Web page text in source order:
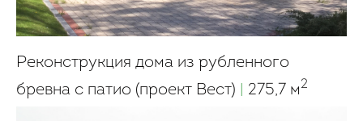
Реконструкция дома из рубленного
бревна с патио (проект Вест)
275,7 м2